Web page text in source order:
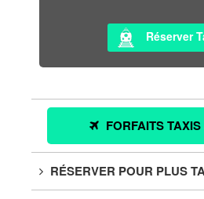
Réserver
FORFAITS
RÉSERVER POUR PLUS